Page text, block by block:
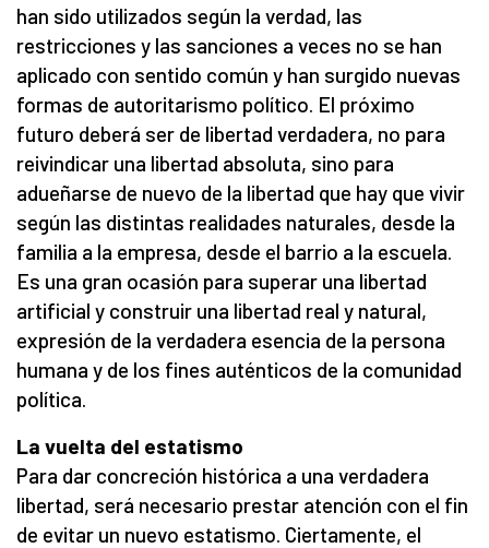
han sido utilizados según la verdad, las
restricciones y las sanciones a veces no se han
aplicado con sentido común y han surgido nuevas
formas de autoritarismo político. El próximo
futuro deberá ser de libertad verdadera, no para
reivindicar una libertad absoluta, sino para
adueñarse de nuevo de la libertad que hay que vivir
según las distintas realidades naturales, desde la
familia a la empresa, desde el barrio a la escuela.
Es una gran ocasión para superar una libertad
artificial y construir una libertad real y natural,
expresión de la verdadera esencia de la persona
humana y de los fines auténticos de la comunidad
política.
La vuelta del estatismo
Para dar concreción histórica a una verdadera
libertad, será necesario prestar atención con el fin
de evitar un nuevo estatismo. Ciertamente, el